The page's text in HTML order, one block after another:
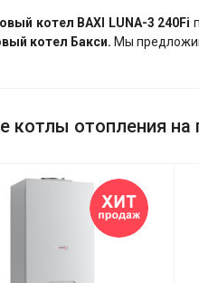
котел BAXI LUNA-3 240Fi
котел Бакси. Мы
котлы отопления на